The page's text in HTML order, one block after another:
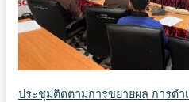
ประชุมติดตามการขยายผล การดำ